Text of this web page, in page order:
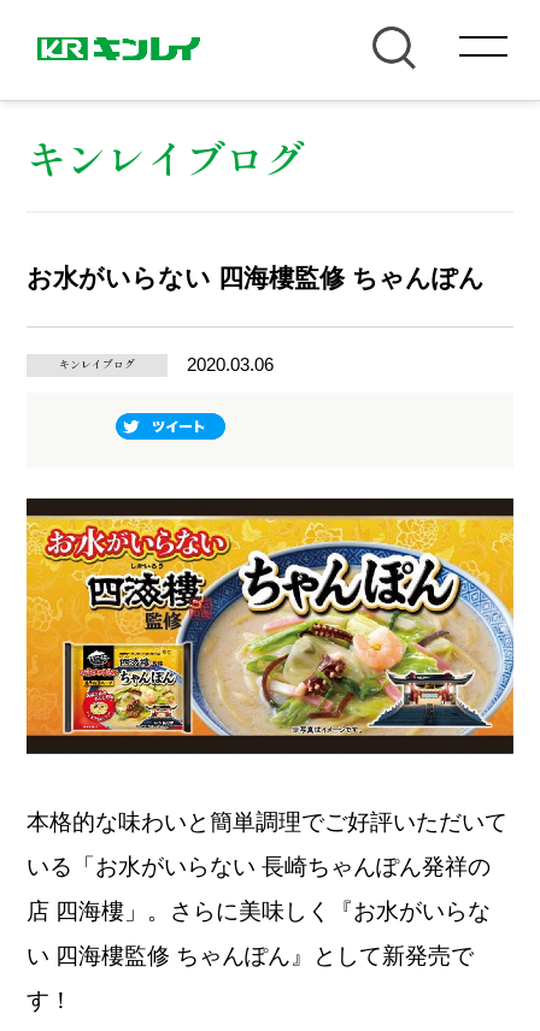
キンレイブログ
お水がいらない 四海樓監修 ちゃんぽん
キンレイブログ 2020.03.06
本格的な味わいと簡単調理でご好評いただいて
いる「お水がいらない 長崎ちゃんぽん発祥の
店 四海樓」。さらに美味しく『お水がいらな
い 四海樓監修 ちゃんぽん』として新発売で
す！